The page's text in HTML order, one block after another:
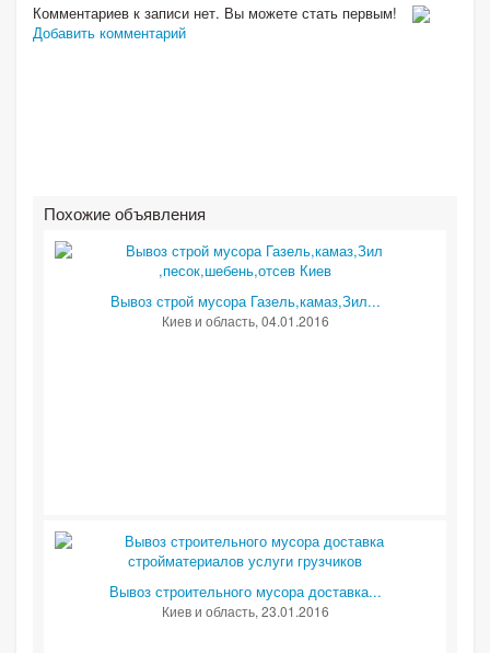
Комментариев к записи нет. Вы можете стать первым!
Добавить комментарий
Похожие объявления
Вывоз строй мусора Газель,камаз,Зил...
Киев и область, 04.01.2016
Вывоз строительного мусора доставка...
Киев и область, 23.01.2016